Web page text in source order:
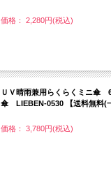
価格： 2,280円(税込)
ＵＶ晴雨兼用らくらくミニ傘
傘 LIEBEN-0530 【送料無料(
価格： 3,780円(税込)